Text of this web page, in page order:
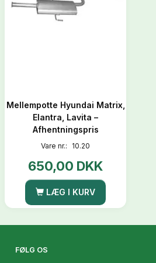
Mellempotte Hyundai Matrix,
Elantra, Lavita –
Afhentningspris
Vare nr.: 10.20
650,00 DKK
LÆG I KURV
FØLG OS